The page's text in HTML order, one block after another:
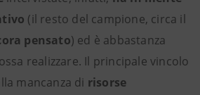
(il resto del campione, circa il
pensato) ed è abbastanza
realizzare. Il principale vincolo
mancanza di risorse